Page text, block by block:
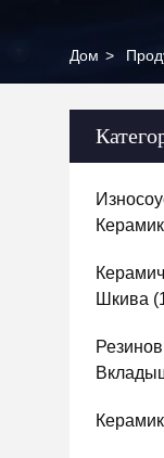
Дом >
Шкива